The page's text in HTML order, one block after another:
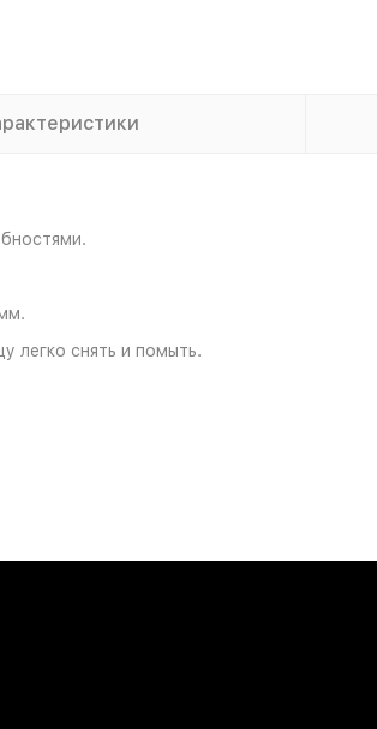
легко снять и помыть.